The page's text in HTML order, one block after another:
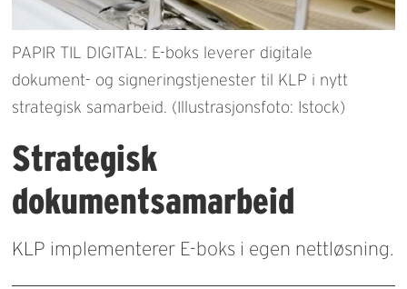
PAPIR TIL DIGITAL: E-boks leverer digitale
dokument- og signeringstjenester til KLP i nytt
strategisk samarbeid. (Illustrasjonsfoto: Istock)
Strategisk
dokumentsamarbeid
KLP implementerer E-boks i egen nettløsning.